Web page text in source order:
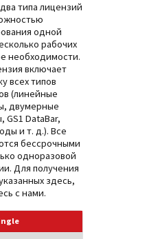
типа лицензий
одной
рабочих
необходимости.
включает
всех типов
(линейные
двумерные
DataBar,
и т. д.). Все
бессрочными
одноразовой
Для получения
здесь,
с нами.